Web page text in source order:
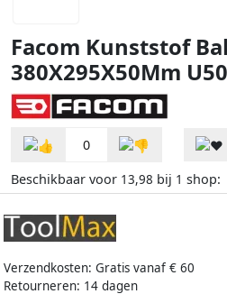
Facom Kunststof
380X295X50Mm
0
Beschikbaar voor 13,98 bij 1 shop:
Verzendkosten: Gratis vanaf € 60
Retourneren: 14 dagen